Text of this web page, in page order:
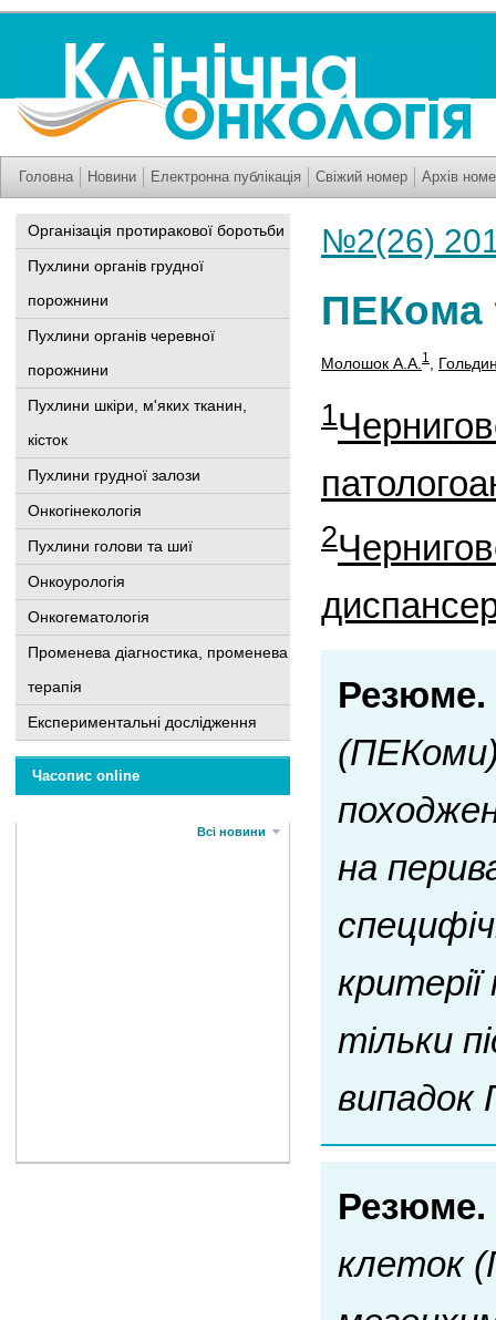
Головна Новини Електронна публікація Свіжий номер Архів
Організація протиракової боротьби
Пухлини органів грудної
порожнини
Пухлини органів черевної
порожнини
Пухлини шкіри, м'яких тканин,
кісток
Пухлини грудної залози
Онкогінекологія
Пухлини голови та шиї
Онкоурологія
Онкогематологія
Променева діагностика, променева
терапія
Експериментальні дослідження
Часопис online
Всі новини
№2(26)
ПЕКома
Молошок А.А. 1
1
2
Резюме.
(ПЕКоми)
на
тільки
випадок
Резюме.
клеток